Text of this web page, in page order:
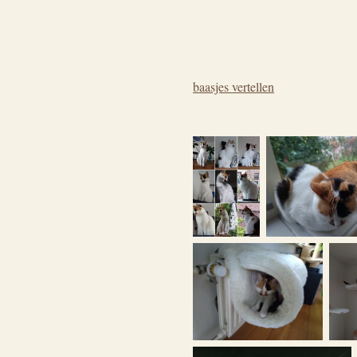
baasjes vertellen